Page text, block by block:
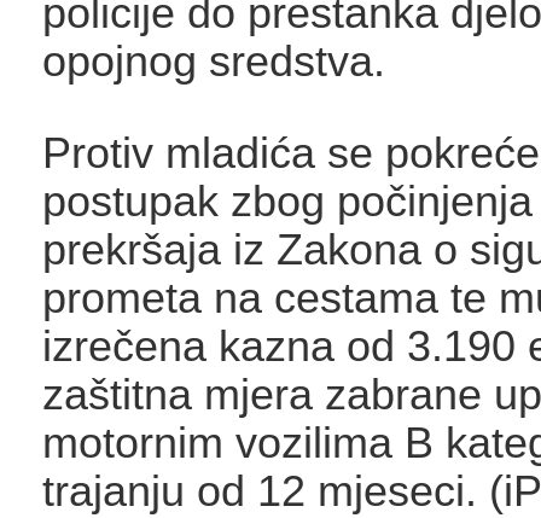
policije do prestanka
opojnog sredstva.
Protiv mladića se
postupak zbog
prekršaja iz Zakona o
prometa na cestama te
izrečena kazna od 3.190
zaštitna mjera zabrane
motornim vozilima B
trajanju od 12 mjeseci.